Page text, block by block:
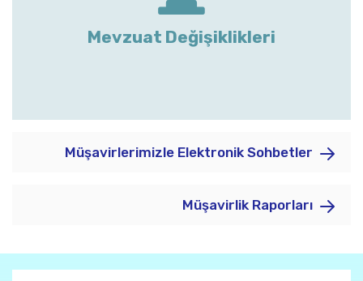
Mevzuat Değişiklikleri
Müşavirlerimizle Elektronik Sohbetler
Müşavirlik Raporları